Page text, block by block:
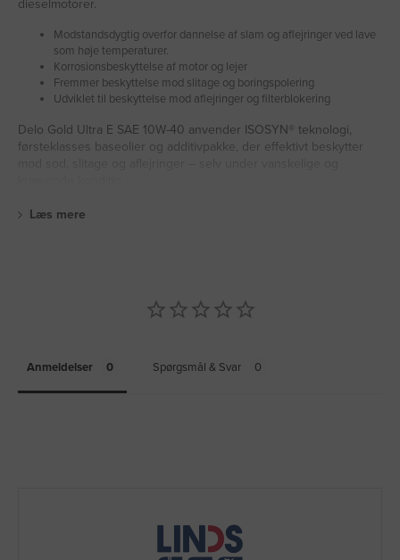
dieselmotorer.
Modstandsdygtig overfor dannelse af slam og aflejringer ved lave
som høje temperaturer.
Korrosionsbeskyttelse af motor og lejer
Fremmer beskyttelse mod slitage og boringspolering
Udviklet til beskyttelse mod aflejringer og filterblokering
Delo Gold Ultra E SAE 10W-40 anvender ISOSYN® teknologi,
førsteklasses baseolier og additivpakke, der effektivt beskytter
Læs mere
Anmeldelser Spørgsmål & Svar